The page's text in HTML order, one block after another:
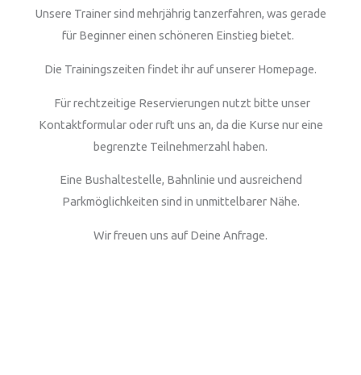
Unsere Trainer sind mehrjährig tanzerfahren, was gerade
für Beginner einen schöneren Einstieg bietet.
Die Trainingszeiten findet ihr auf unserer Homepage.
Für rechtzeitige Reservierungen nutzt bitte unser
Kontaktformular oder ruft uns an, da die Kurse nur eine
begrenzte Teilnehmerzahl haben.
Eine Bushaltestelle, Bahnlinie und ausreichend
Parkmöglichkeiten sind in unmittelbarer Nähe.
Wir freuen uns auf Deine Anfrage.